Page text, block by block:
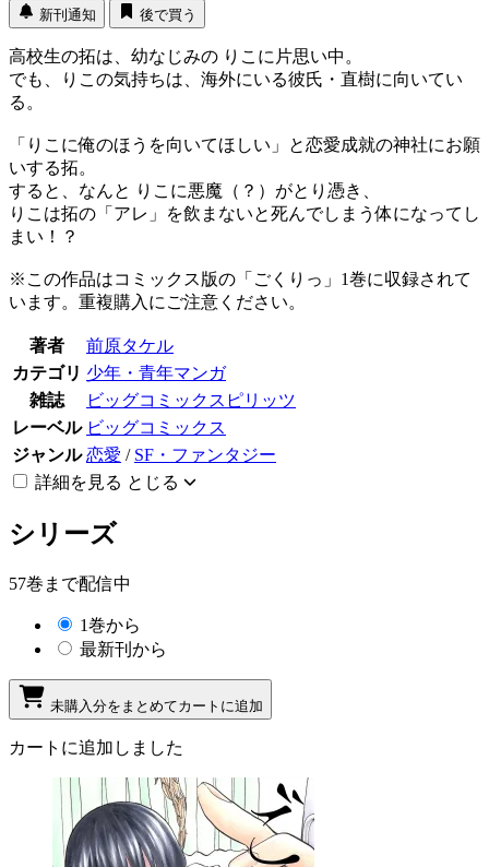
新刊通知 後で買う
高校生の拓は、幼なじみの りこに片思い中。
でも、りこの気持ちは、海外にいる彼氏・直樹に向いてい
る。
「りこに俺のほうを向いてほしい」と恋愛成就の神社にお願
いする拓。
すると、なんと りこに悪魔（？）がとり憑き、
りこは拓の「アレ」を飲まないと死んでしまう体になってし
まい！？
※この作品はコミックス版の「ごくりっ」1巻に収録されて
います。重複購入にご注意ください。
著者
前原タケル
カテゴリ 少年・青年マンガ
雑誌
ビッグコミックスピリッツ
レーベル ビッグコミックス
ジャンル 恋愛 / SF・ファンタジー
詳細を見る とじる
シリーズ
57巻まで配信中
1巻から
最新刊から
未購入分をまとめてカートに追加
カートに追加しました